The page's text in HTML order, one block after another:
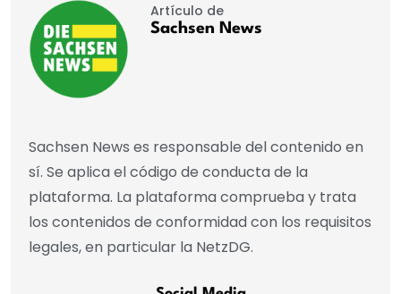
Artículo de
Sachsen News
Sachsen News es responsable del contenido en
sí. Se aplica el código de conducta de la
plataforma. La plataforma comprueba y trata
los contenidos de conformidad con los requisitos
legales, en particular la NetzDG.